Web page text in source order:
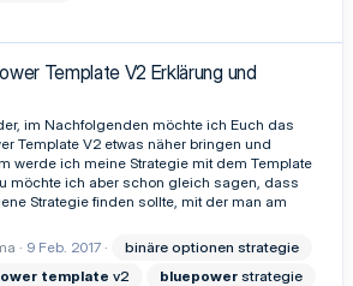
Template V2 Erklärung und
im Nachfolgenden möchte ich Euch das
Template V2 etwas näher bringen und
werde ich meine Strategie mit dem Template
möchte ich aber schon gleich sagen, dass
Strategie finden sollte, mit der man am
9 Feb. 2017
binäre optionen strategie
template v2 bluepower strategie